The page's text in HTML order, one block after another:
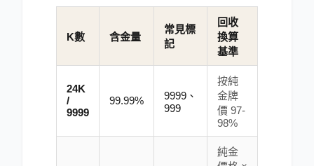
K數 含金量
常見標
記
回收
換算
基準
24K
/
9999
99.99%
9999、
999
按純
金牌
價 97-
98%
純金